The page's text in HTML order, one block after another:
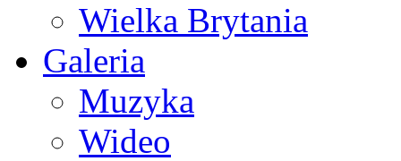
Wielka Brytania
Galeria
Muzyka
Wideo